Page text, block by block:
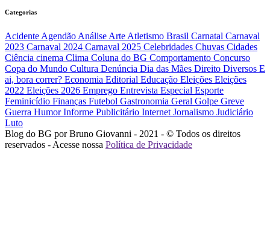
Categorias
Acidente Agendão Análise Arte Atletismo Brasil Carnatal Carnaval
2023 Carnaval 2024 Carnaval 2025 Celebridades Chuvas Cidades
Ciência cinema Clima Coluna do BG Comportamento Concurso
Copa do Mundo Cultura Denúncia Dia das Mães Direito Diversos E
ai, bora correr? Economia Editorial Educação Eleições Eleições
2022 Eleições 2026 Emprego Entrevista Especial Esporte
Feminicídio Finanças Futebol Gastronomia Geral Golpe Greve
Guerra HumorInforme Publicitário Internet Jornalismo Judiciário
Luto
Blog do BG por Bruno Giovanni - 2021 - © Todos os direitos
reservados - Acesse nossa Política de Privacidade